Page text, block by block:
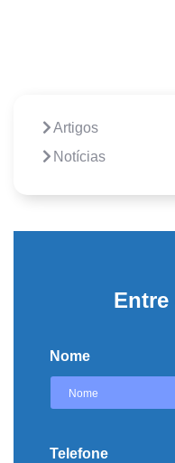
Artigos
Notícias
Entre
Nome
Telefone